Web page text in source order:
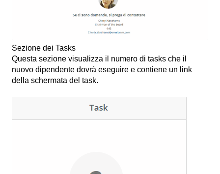
Sezione dei Tasks
Questa sezione visualizza il numero di tasks che il
nuovo dipendente dovrà eseguire e contiene un link
della schermata del task.